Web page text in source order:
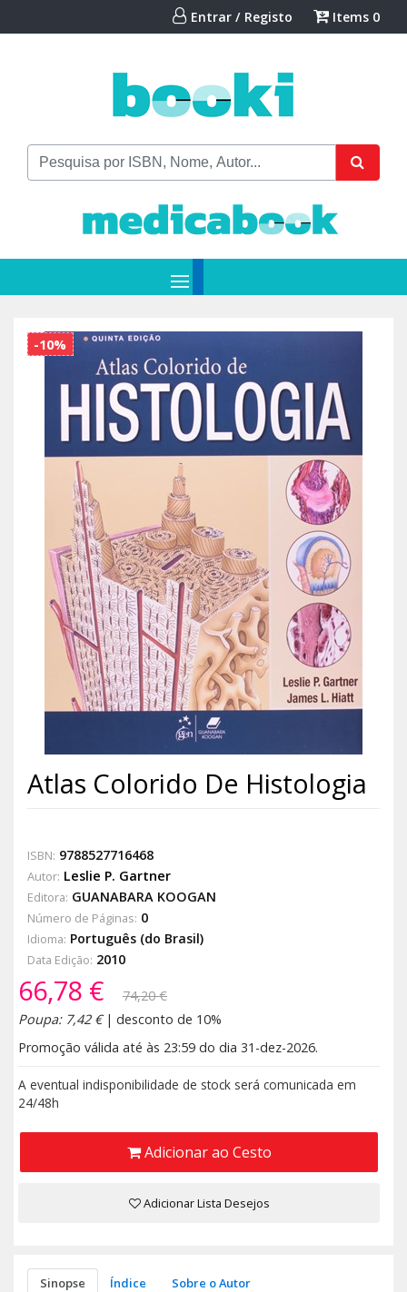
Entrar / Registo Items 0
-10%
Atlas Colorido De Histologia
ISBN: 9788527716468
Autor: Leslie P. Gartner
Editora: GUANABARA KOOGAN
Número de Páginas: 0
Idioma: Português (do Brasil)
Data Edição: 2010
66,78 €
74,20 €
Poupa: 7,42 €| desconto de 10%
Promoção válida até às 23:59 do dia 31-dez-2026.
A eventual indisponibilidade de stock será comunicada em
24/48h
Adicionar ao Cesto
Adicionar Lista Desejos
Sinopse Índice Sobre o Autor